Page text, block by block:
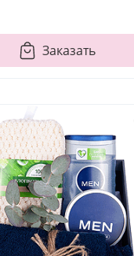
Заказать